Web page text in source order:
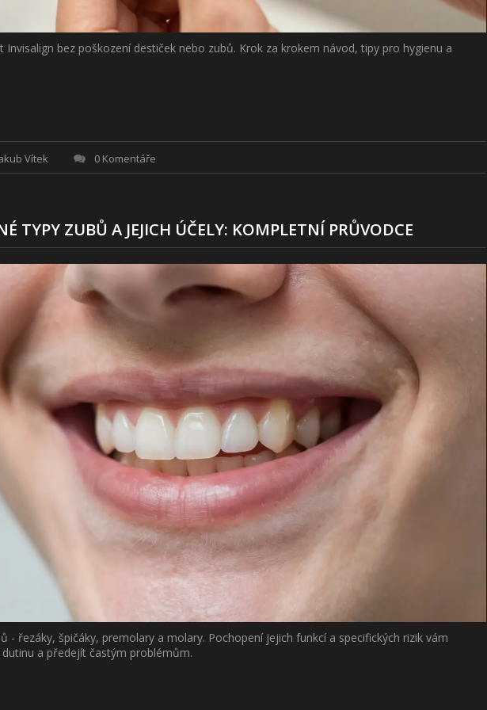
Invisalign bez poškození destiček nebo zubů. Krok za krokem návod, tipy pro hygienu a
Vítek 0 Komentáře
TYPY ZUBŮ A JEJICH ÚČELY: KOMPLETNÍ PRŮVODCE
- řezáky, špičáky, premolary a molary. Pochopení jejich funkcí a specifických rizik vám
a předejít častým problémům.